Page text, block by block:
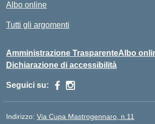
Albo online
Tutti gli argomenti
Amministrazione TrasparenteAlbo
Dichiarazione di accessibilità
Seguici su:
Indirizzo: Via Cupa Mastrogennaro, n.11